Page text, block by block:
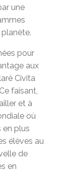
une
pour
aux
Civita
faisant,
et à
où
en plus
élèves au
de
en